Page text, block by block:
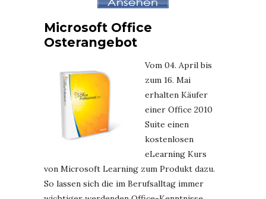
Microsoft Office
Osterangebot
Vom 04. April bis
zum 16. Mai
erhalten Käufer
einer Office 2010
Suite einen
kostenlosen
eLearning Kurs
von Microsoft Learning zum Produkt dazu.
So lassen sich die im Berufsalltag immer